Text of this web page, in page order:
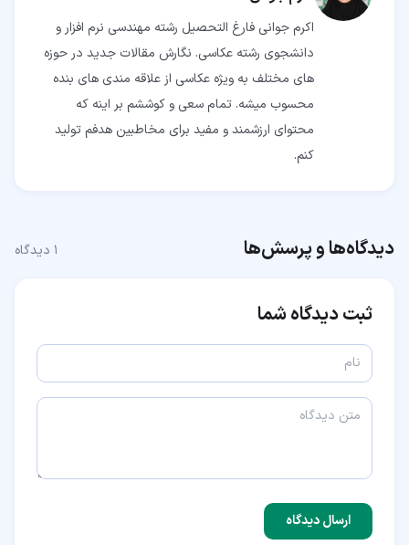
اکرم جوانی فارغ التحصیل رشته مهندسی نرم افزار و
دانشجوی رشته عکاسی. نگارش مقالات جدید در حوزه
های مختلف به ویژه عکاسی از علاقه مندی های بنده
محسوب میشه. تمام سعی و کوششم بر اینه که
محتوای ارزشمند و مفید برای مخاطبین هدفم تولید
کنم.
دیدگاه‌ها و پرسش‌ها ۱ دیدگاه
ثبت دیدگاه شما
ارسال دیدگاه